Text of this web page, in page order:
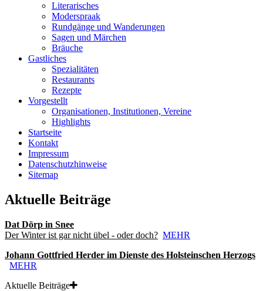
Literarisches
Moderspraak
Rundgänge und Wanderungen
Sagen und Märchen
Bräuche
Gastliches
Spezialitäten
Restaurants
Rezepte
Vorgestellt
Organisationen, Institutionen, Vereine
Highlights
Startseite
Kontakt
Impressum
Datenschutzhinweise
Sitemap
Aktuelle Beiträge
Dat Dörp in Snee
Der Winter ist gar nicht übel - oder doch? MEHR
Johann Gottfried Herder im Dienste des Holsteinschen Herzogs
MEHR
Aktuelle Beiträge